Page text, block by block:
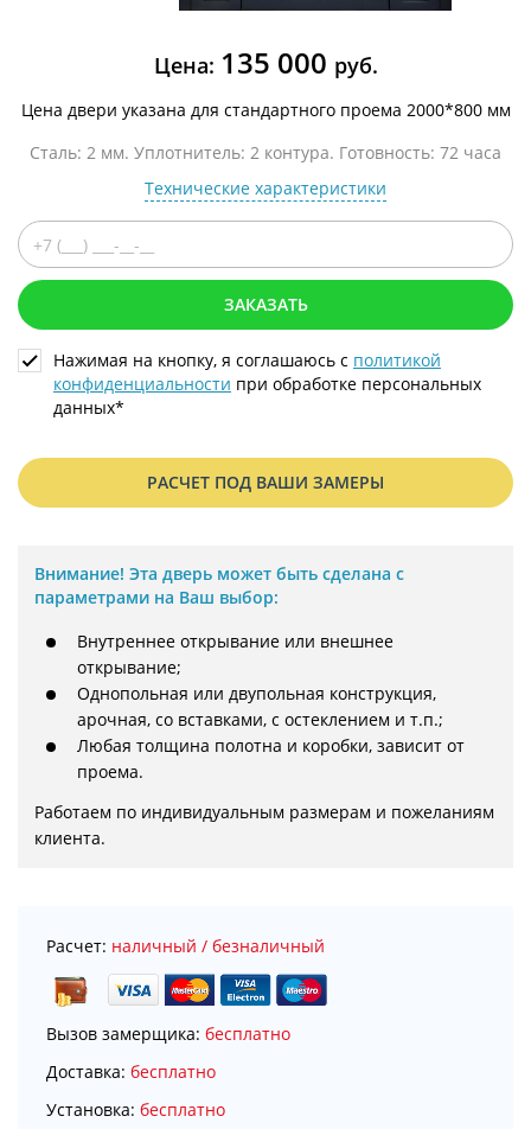
Цена: 135 000 руб.
Цена двери указана для стандартного проема 2000*800 мм
Сталь: 2 мм. Уплотнитель: 2 контура. Готовность: 72 часа
Технические характеристики
ЗАКАЗАТЬ
Нажимая на кнопку, я соглашаюсь с политикой
конфиденциальности при обработке персональных
данных*
РАСЧЕТ ПОД ВАШИ ЗАМЕРЫ
Внимание! Эта дверь может быть сделана с
параметрами на Ваш выбор:
Внутреннее открывание или внешнее
открывание;
Однопольная или двупольная конструкция,
арочная, со вставками, с остеклением и т.п.;
Любая толщина полотна и коробки, зависит от
проема.
Работаем по индивидуальным размерам и пожеланиям
клиента.
Расчет: наличный / безналичный
Вызов замерщика: бесплатно
Доставка: бесплатно
Установка: бесплатно